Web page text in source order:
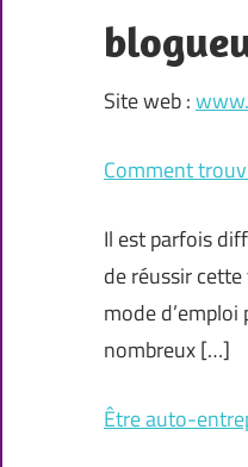
Site web :
Comment
Il est parfois
de réussir
mode
nombreux […]
Être auto-